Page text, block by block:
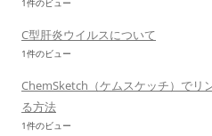
1件のビュー
C型肝炎ウイルスについて
1件のビュー
ChemSketch（ケムスケッチ）でリ
る方法
1件のビュー